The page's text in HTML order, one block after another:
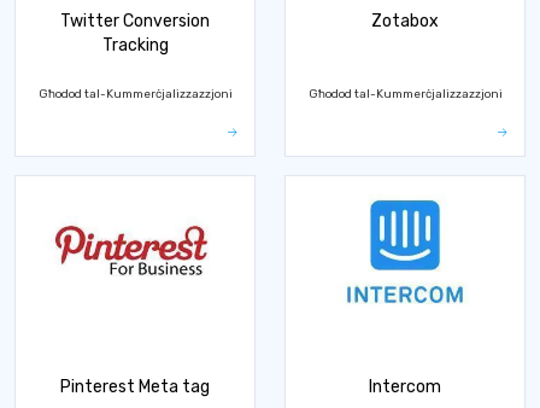
Twitter Conversion
Tracking
Għodod tal-Kummerċjalizzazzjoni
Zotabox
Għodod tal-Kummerċjalizzazzjoni
Pinterest Meta tag Intercom